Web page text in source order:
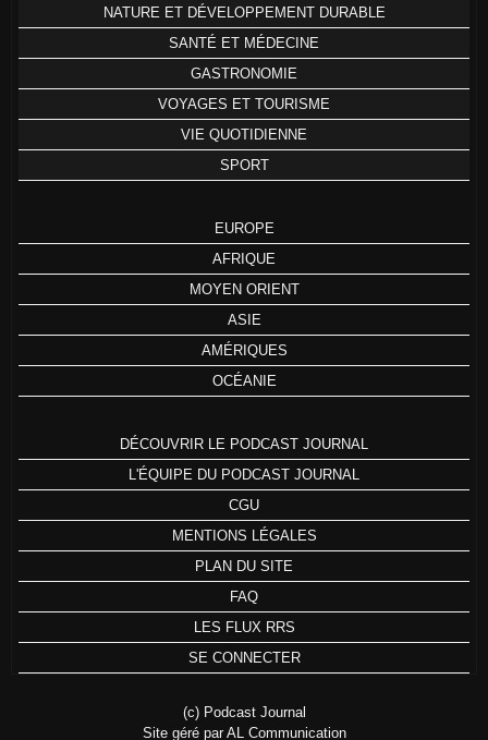
NATURE ET DÉVELOPPEMENT DURABLE
SANTÉ ET MÉDECINE
GASTRONOMIE
VOYAGES ET TOURISME
VIE QUOTIDIENNE
SPORT
EUROPE
AFRIQUE
MOYEN ORIENT
ASIE
AMÉRIQUES
OCÉANIE
DÉCOUVRIR LE PODCAST JOURNAL
L'ÉQUIPE DU PODCAST JOURNAL
CGU
MENTIONS LÉGALES
PLAN DU SITE
FAQ
LES FLUX RRS
SE CONNECTER
(c) Podcast Journal
Site géré par AL Communication